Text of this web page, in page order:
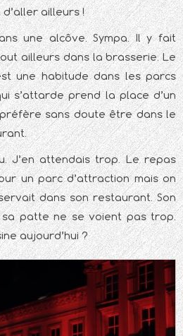
ailleurs !
une alcôve. Sympa. Il y fait
ailleurs dans la brasserie. Le
une habitude dans les parcs
s’attarde prend la place d’un
sans doute être dans le
J’en attendais trop. Le repas
un parc d’attraction mais on
dans son restaurant. Son
patte ne se voient pas trop.
aujourd’hui ?